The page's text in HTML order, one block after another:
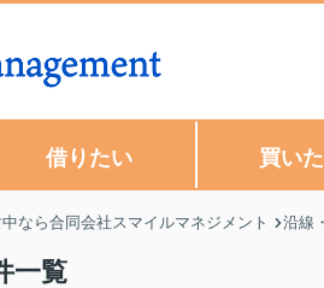
借りたい 買い
なら合同会社スマイルマネジメント 沿線
一覧